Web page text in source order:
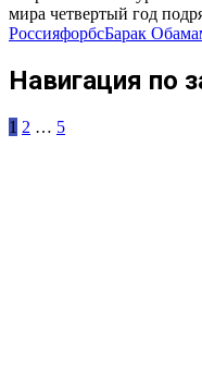
мира четвертый год
РоссияфорбсБарак Обама
Навигация по
1 2 … 5